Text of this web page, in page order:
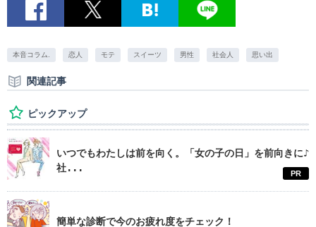
本音コラム. 恋人 モテ スイーツ 男性 社会人 思い出
関連記事
ピックアップ
いつでもわたしは前を向く。「女の子の日」を前向きに♪
社...
PR
簡単な診断で今のお疲れ度をチェック！